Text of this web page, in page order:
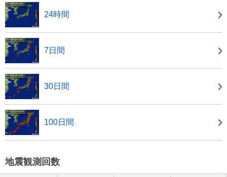
24時間
7日間
30日間
100日間
地震観測回数